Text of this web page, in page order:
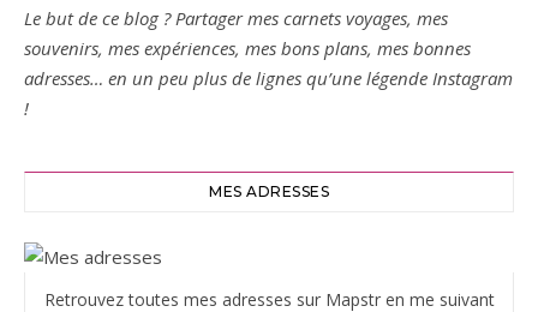
Le but de ce blog ? Partager mes carnets voyages, mes
souvenirs, mes expériences, mes bons plans, mes bonnes
adresses… en un peu plus de lignes qu’une légende Instagram
!
MES ADRESSES
Retrouvez toutes mes adresses sur Mapstr en me suivant